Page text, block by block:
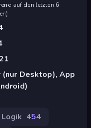
auf den letzten 6
)
Desktop), App
Logik 454